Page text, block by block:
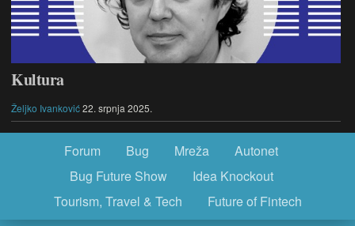
Kultura
Željko Ivanković22. srpnja 2025.
Forum Bug Mreža
Autonet
Bug Future Show
Idea Knockout
Tourism, Travel & Tech
Future of Fintech